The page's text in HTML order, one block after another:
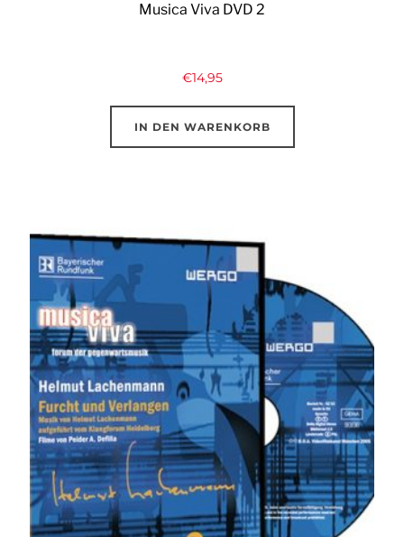
Musica Viva DVD 2
€14,95
IN DEN WARENKORB